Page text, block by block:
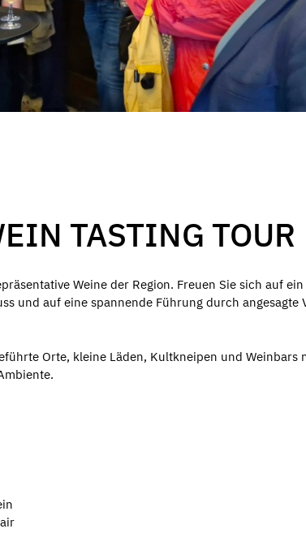
TASTING TOUR
Weine der Region. Freuen Sie sich auf
und auf eine spannende Führung durch angesagte
Orte, kleine Läden, Kultkneipen und Weinbars